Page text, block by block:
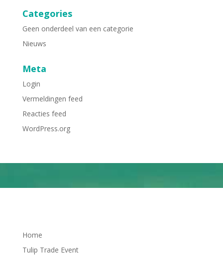
Categories
Geen onderdeel van een categorie
Nieuws
Meta
Login
Vermeldingen feed
Reacties feed
WordPress.org
Home
Tulip Trade Event